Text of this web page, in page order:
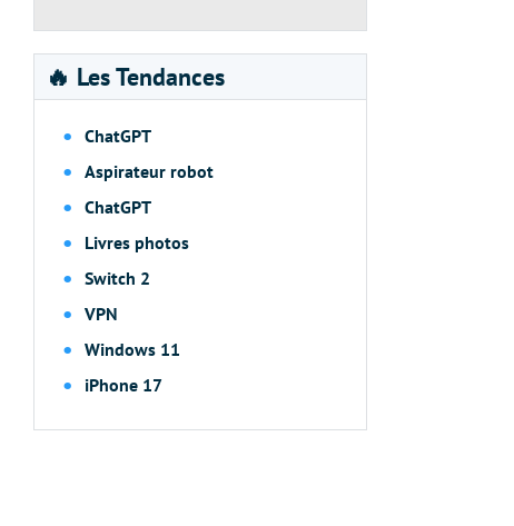
🔥 Les Tendances
ChatGPT
Aspirateur robot
ChatGPT
Livres photos
Switch 2
VPN
Windows 11
iPhone 17